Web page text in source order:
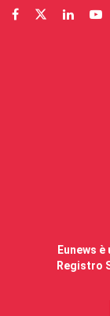
Eunews
Registro